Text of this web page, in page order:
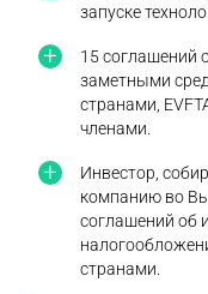
запуске
15 соглашений
заметными
странами,
членами.
Инвестор,
компанию во
соглашений об
странами.